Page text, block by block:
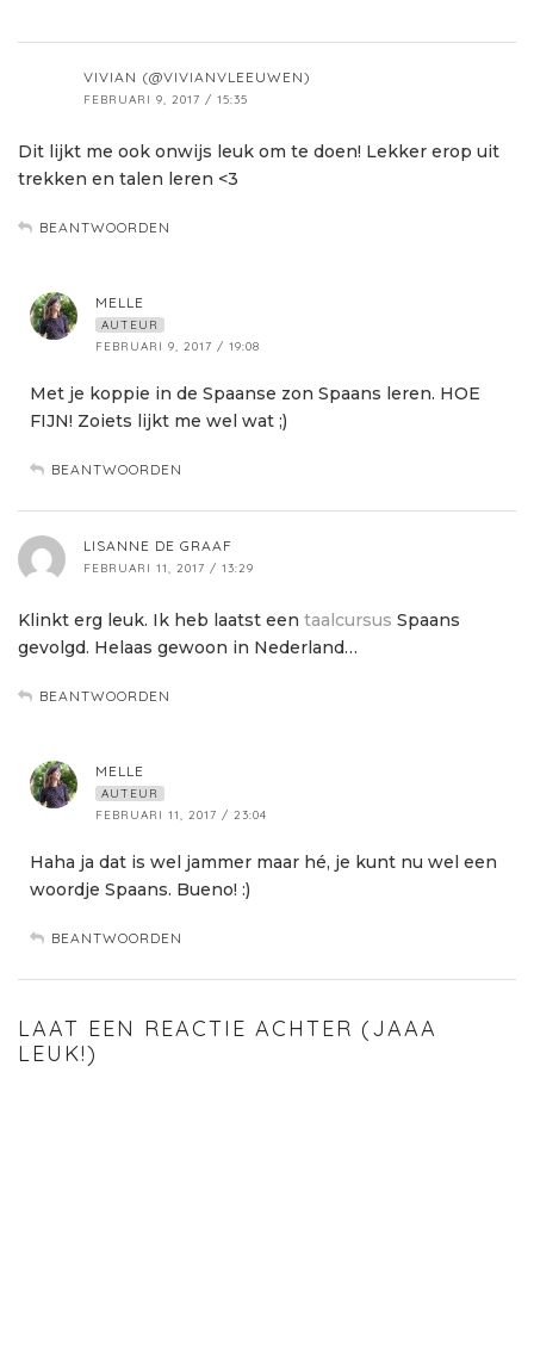
VIVIAN (@VIVIANVLEEUWEN)
FEBRUARI 9, 2017 / 15:35
Dit lijkt me ook onwijs leuk om te doen! Lekker erop uit
trekken en talen leren <3
BEANTWOORDEN
MELLE
AUTEUR
FEBRUARI 9, 2017 / 19:08
Met je koppie in de Spaanse zon Spaans leren. HOE
FIJN! Zoiets lijkt me wel wat ;)
BEANTWOORDEN
LISANNE DE GRAAF
FEBRUARI 11, 2017 / 13:29
Klinkt erg leuk. Ik heb laatst een taalcursus Spaans
gevolgd. Helaas gewoon in Nederland…
BEANTWOORDEN
MELLE
AUTEUR
FEBRUARI 11, 2017 / 23:04
Haha ja dat is wel jammer maar hé, je kunt nu wel een
woordje Spaans. Bueno! :)
BEANTWOORDEN
LAAT EEN REACTIE ACHTER (JAAA
LEUK!)